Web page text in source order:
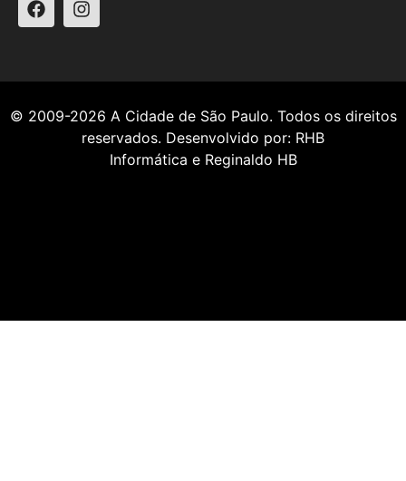
© 2009-2026 A Cidade de São Paulo. Todos os direitos
reservados. Desenvolvido por: RHB
Informática e Reginaldo HB